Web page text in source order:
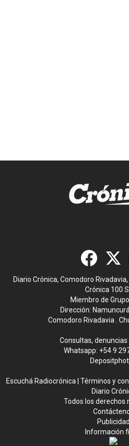
Diario Crónica, Comodoro
Crónica 100
Miembro de
Dirección:
Comodoro Rivadavia .
Consultas, denuncias
Whatsapp: +54 9
Escuchá Radiocrónica Términos y
Diario
Todos los derechos
Publicidad
Información